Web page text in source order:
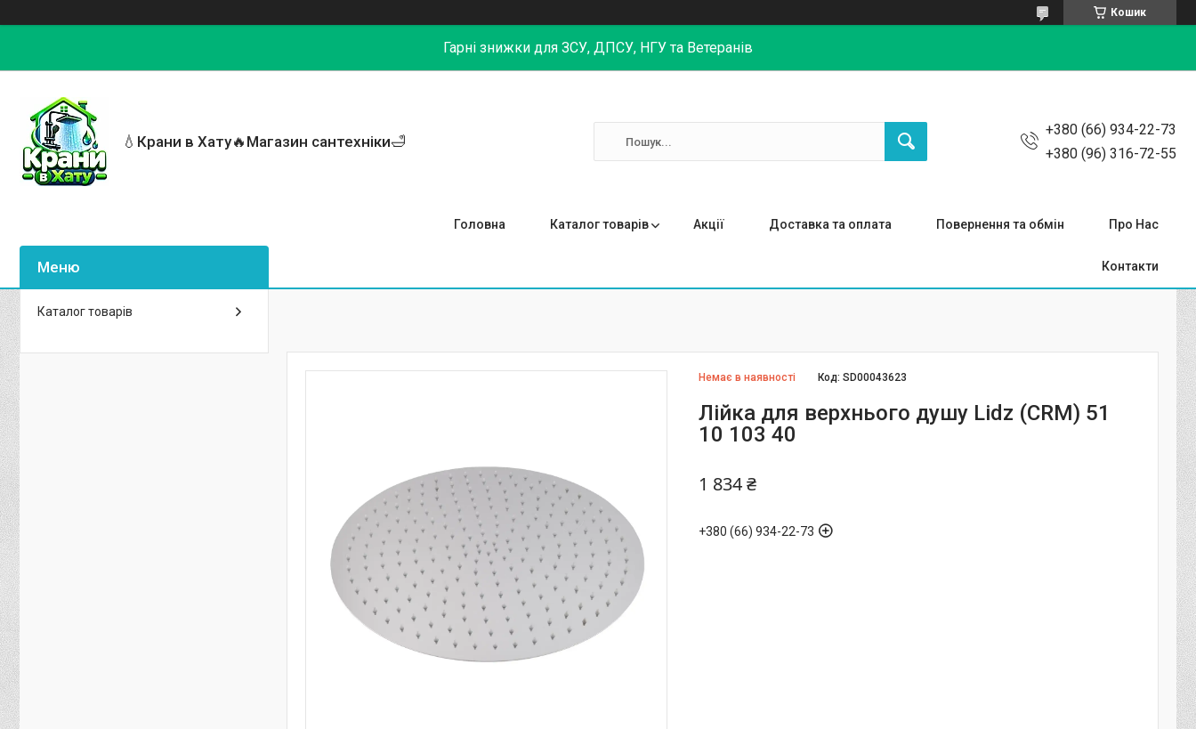
Кошик
Гарні знижки для ЗСУ, ДПСУ, НГУ та Ветеранів
💧Крани в Хату🔥Магазин сантехніки🛁
+380 (66) 934-22-73
+380 (96) 316-72-55
Головна Каталог товарів Акції Доставка та оплата Повернення та обмін Про Нас
Контакти
Немає в наявності Код:SD00043623
Лійка для верхнього душу Lidz (CRM) 51
10 103 40
1 834 ₴
+380 (66) 934-22-73
Каталог товарів